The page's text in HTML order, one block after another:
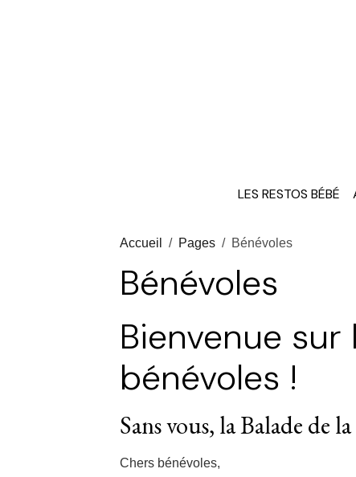
LES RESTOS BÉBÉ
Accueil Pages Bénévoles
Bénévoles
Bienvenue sur
bénévoles !
Sans vous, la Balade de
Chers bénévoles,